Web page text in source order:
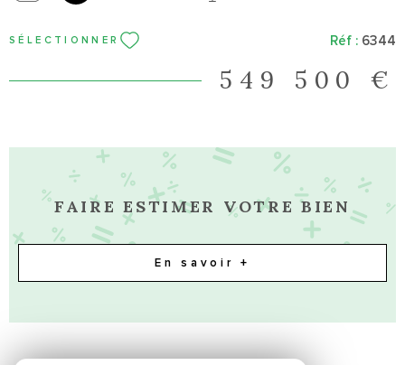
SÉLECTIONNER Réf : 6344
549 500 €
FAIRE ESTIMER VOTRE BIEN
En savoir +